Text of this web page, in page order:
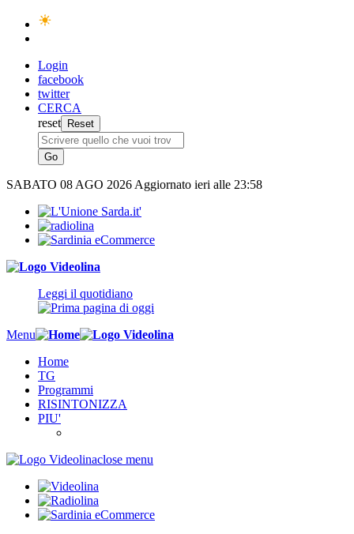
Login
facebook
twitter
CERCA
reset
SABATO 08 AGO 2026 Aggiornato ieri alle 23:58
Leggi il quotidiano
Menu
Home
TG
Programmi
RISINTONIZZA
PIU'
close menu